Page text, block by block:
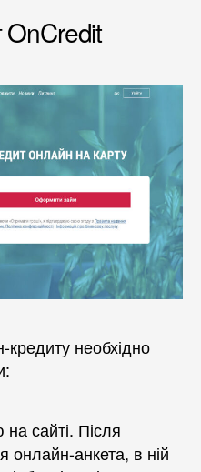
необхідно
сайті. Після
онлайн-анкета, в ній